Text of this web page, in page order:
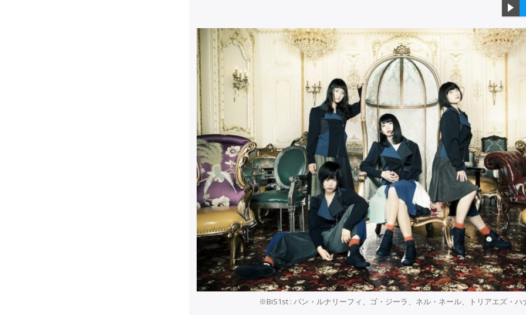
※BiS1st : パン・ルナリーフィ、ゴ・ジーラ、ネル・ネール、トリアエズ・ハ